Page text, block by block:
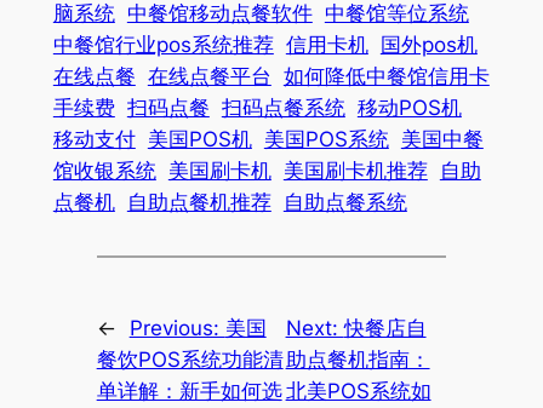
脑系统 中餐馆移动点餐软件 中餐馆等位系统
中餐馆行业pos系统推荐 信用卡机
国外pos机
在线点餐 在线点餐平台 如何降低中餐馆信用卡
手续费 扫码点餐 扫码点餐系统 移动POS机
移动支付 美国POS机 美国POS系统 美国中餐
馆收银系统 美国刷卡机 美国刷卡机推荐
自助
点餐机
自助点餐机推荐 自助点餐系统
← Previous: 美国
餐饮POS系统功能清
单详解：新手如何选
Next:快餐店自
助点餐机指南：
北美POS系统如